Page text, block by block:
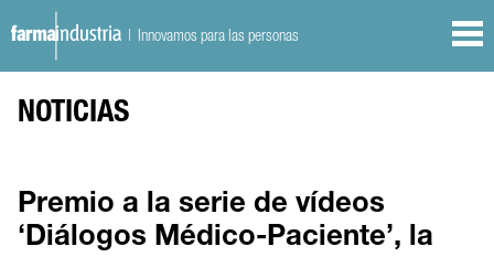
| Innovamos para las personas
NOTICIAS
Premio a la serie de vídeos
‘Diálogos Médico-Paciente’, la